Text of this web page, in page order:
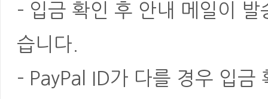
- 입금 확인 후 안내 메일이
습니다.
- PayPal ID가 다를 경우 입금